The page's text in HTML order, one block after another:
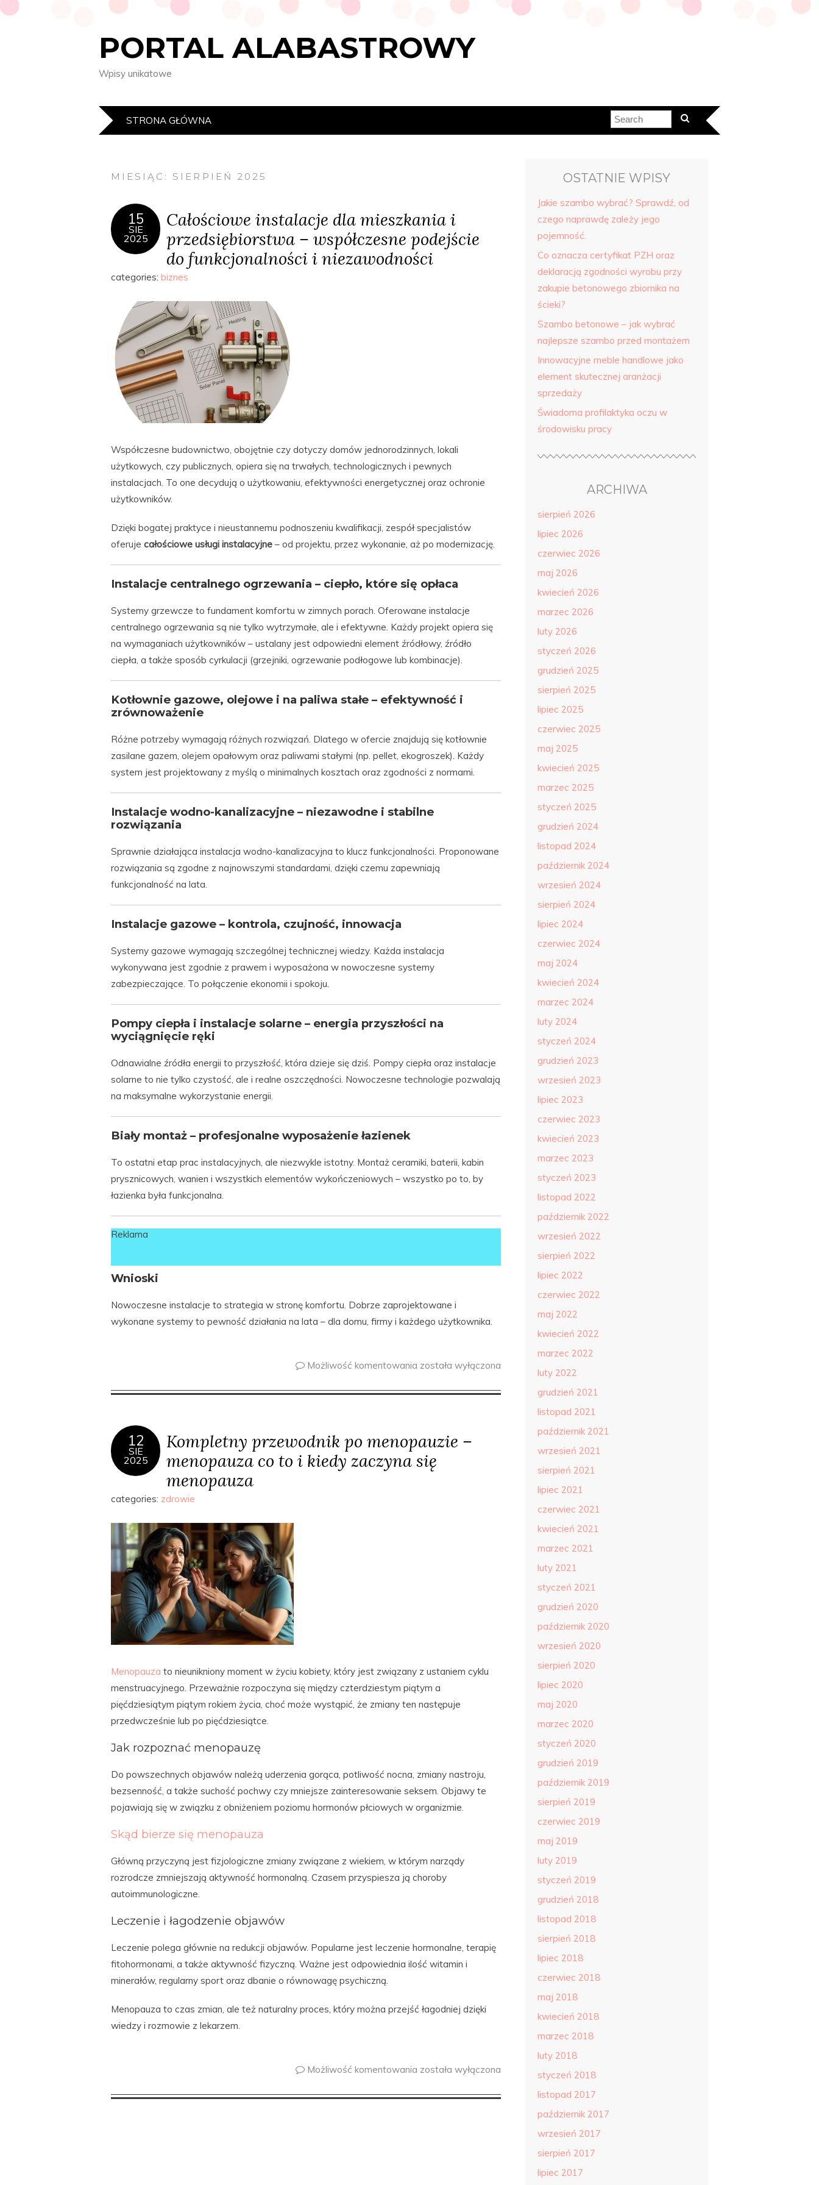
PORTAL ALABASTROWY
Wpisy unikatowe
STRONA GŁÓWNA
MIESIĄC: SIERPIEŃ 2025
15
SIE
2025
Całościowe instalacje dla mieszkania i
przedsiębiorstwa – współczesne podejście
do funkcjonalności i niezawodności
categories: biznes
Współczesne budownictwo, obojętnie czy dotyczy domów jednorodzinnych, lokali
użytkowych, czy publicznych, opiera się na trwałych, technologicznych i pewnych
instalacjach. To one decydują o użytkowaniu, efektywności energetycznej oraz ochronie
użytkowników.
Dzięki bogatej praktyce i nieustannemu podnoszeniu kwalifikacji, zespół specjalistów
oferuje całościowe usługi instalacyjne – od projektu, przez wykonanie, aż po modernizację.
Instalacje centralnego ogrzewania – ciepło, które się opłaca
Systemy grzewcze to fundament komfortu w zimnych porach. Oferowane instalacje
centralnego ogrzewania są nie tylko wytrzymałe, ale i efektywne. Każdy projekt opiera się
na wymaganiach użytkowników – ustalany jest odpowiedni element źródłowy, źródło
ciepła, a także sposób cyrkulacji (grzejniki, ogrzewanie podłogowe lub kombinacje).
Kotłownie gazowe, olejowe i na paliwa stałe – efektywność i
zrównoważenie
Różne potrzeby wymagają różnych rozwiązań. Dlatego w ofercie znajdują się kotłownie
zasilane gazem, olejem opałowym oraz paliwami stałymi (np. pellet, ekogroszek). Każdy
system jest projektowany z myślą o minimalnych kosztach oraz zgodności z normami.
Instalacje wodno-kanalizacyjne – niezawodne i stabilne
rozwiązania
Sprawnie działająca instalacja wodno-kanalizacyjna to klucz funkcjonalności. Proponowane
rozwiązania są zgodne z najnowszymi standardami, dzięki czemu zapewniają
funkcjonalność na lata.
Instalacje gazowe – kontrola, czujność, innowacja
Systemy gazowe wymagają szczególnej technicznej wiedzy. Każda instalacja
wykonywana jest zgodnie z prawem i wyposażona w nowoczesne systemy
zabezpieczające. To połączenie ekonomii i spokoju.
Pompy ciepła i instalacje solarne – energia przyszłości na
wyciągnięcie ręki
Odnawialne źródła energii to przyszłość, która dzieje się dziś. Pompy ciepła oraz instalacje
solarne to nie tylko czystość, ale i realne oszczędności. Nowoczesne technologie pozwalają
na maksymalne wykorzystanie energii.
Biały montaż – profesjonalne wyposażenie łazienek
To ostatni etap prac instalacyjnych, ale niezwykle istotny. Montaż ceramiki, baterii, kabin
prysznicowych, wanien i wszystkich elementów wykończeniowych – wszystko po to, by
łazienka była funkcjonalna.
Reklama
Wnioski
Nowoczesne instalacje to strategia w stronę komfortu. Dobrze zaprojektowane i
wykonane systemy to pewność działania na lata – dla domu, firmy i każdego użytkownika.
Możliwość komentowania została wyłączona
12
SIE
2025
Kompletny przewodnik po menopauzie –
menopauza co to i kiedy zaczyna się
menopauza
categories: zdrowie
Menopauza to nieunikniony moment w życiu kobiety, który jest związany z ustaniem cyklu
menstruacyjnego. Przeważnie rozpoczyna się między czterdziestym piątym a
pięćdziesiątym piątym rokiem życia, choć może wystąpić, że zmiany ten następuje
przedwcześnie lub po pięćdziesiątce.
Jak rozpoznać menopauzę
Do powszechnych objawów należą uderzenia gorąca, potliwość nocna, zmiany nastroju,
bezsenność, a także suchość pochwy czy mniejsze zainteresowanie seksem. Objawy te
pojawiają się w związku z obniżeniem poziomu hormonów płciowych w organizmie.
Skąd bierze się menopauza
Główną przyczyną jest fizjologiczne zmiany związane z wiekiem, w którym narządy
rozrodcze zmniejszają aktywność hormonalną. Czasem przyspiesza ją choroby
autoimmunologiczne.
Leczenie i łagodzenie objawów
Leczenie polega głównie na redukcji objawów. Popularne jest leczenie hormonalne, terapię
fitohormonami, a także aktywność fizyczną. Ważne jest odpowiednia ilość witamin i
minerałów, regularny sport oraz dbanie o równowagę psychiczną.
Menopauza to czas zmian, ale też naturalny proces, który można przejść łagodniej dzięki
wiedzy i rozmowie z lekarzem.
Możliwość komentowania została wyłączona
OSTATNIE WPISY
Jakie szambo wybrać? Sprawdź, od
czego naprawdę zależy jego
pojemność.
Co oznacza certyfikat PZH oraz
deklaracją zgodności wyrobu przy
zakupie betonowego zbiornika na
ścieki?
Szambo betonowe – jak wybrać
najlepsze szambo przed montażem
Innowacyjne meble handlowe jako
element skutecznej aranżacji
sprzedaży
Świadoma profilaktyka oczu w
środowisku pracy
ARCHIWA
sierpień 2026
lipiec 2026
czerwiec 2026
maj 2026
kwiecień 2026
marzec 2026
luty 2026
styczeń 2026
grudzień 2025
sierpień 2025
lipiec 2025
czerwiec 2025
maj 2025
kwiecień 2025
marzec 2025
styczeń 2025
grudzień 2024
listopad 2024
październik 2024
wrzesień 2024
sierpień 2024
lipiec 2024
czerwiec 2024
maj 2024
kwiecień 2024
marzec 2024
luty 2024
styczeń 2024
grudzień 2023
wrzesień 2023
lipiec 2023
czerwiec 2023
kwiecień 2023
marzec 2023
styczeń 2023
listopad 2022
październik 2022
wrzesień 2022
sierpień 2022
lipiec 2022
czerwiec 2022
maj 2022
kwiecień 2022
marzec 2022
luty 2022
grudzień 2021
listopad 2021
październik 2021
wrzesień 2021
sierpień 2021
lipiec 2021
czerwiec 2021
kwiecień 2021
marzec 2021
luty 2021
styczeń 2021
grudzień 2020
październik 2020
wrzesień 2020
sierpień 2020
lipiec 2020
maj 2020
marzec 2020
styczeń 2020
grudzień 2019
październik 2019
sierpień 2019
czerwiec 2019
maj 2019
luty 2019
styczeń 2019
grudzień 2018
listopad 2018
sierpień 2018
lipiec 2018
czerwiec 2018
maj 2018
kwiecień 2018
marzec 2018
luty 2018
styczeń 2018
listopad 2017
październik 2017
wrzesień 2017
sierpień 2017
lipiec 2017